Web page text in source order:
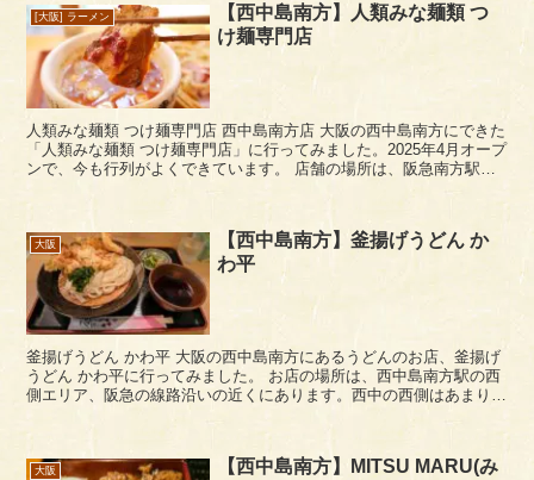
[大阪] ラーメン
【西中島南方】人類みな麺類 つ
け麺専門店
人類みな麺類 つけ麺専門店 西中島南方店 大阪の西中島南方にできた
「人類みな麺類 つけ麺専門店」に行ってみました。2025年4月オープ
ンで、今も行列がよくできています。 店舗の場所は、阪急南方駅の
大阪
【西中島南方】釜揚げうどん か
わ平
釜揚げうどん かわ平 大阪の西中島南方にあるうどんのお店、釜揚げ
うどん かわ平に行ってみました。 お店の場所は、西中島南方駅の西
側エリア、阪急の線路沿いの近くにあります。西中の西側はあまり来
大阪 【西中島南方】MITSU MARU(み